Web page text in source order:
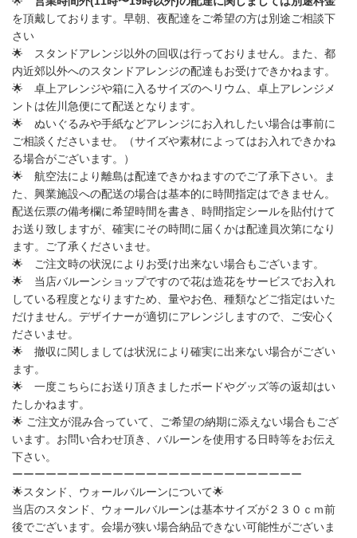
を頂戴しております。早朝、夜配達をご希望の方は別途ご相談下
さい
🌟
スタンドアレンジ以外の回収は行っておりません。また、 都
内近郊以外へのスタンドアレンジの配達もお受けできかねます。
🌟 卓上アレンジや箱に入るサイズのヘリウム、卓上アレンジメ
ントは佐川急便にて配送となります。
🌟 ぬいぐるみや手紙などアレンジにお入れしたい場合は事前に
ご相談くださいませ。（サイズや素材によってはお入れできかね
る場合がございます。）
🌟 航空法により離島は配達できかねますのでご了承下さい。ま
た、興業施設への配送の場合は基本的に時間指定はできません。
配送伝票の備考欄に希望時間を書き、時間指定シールを貼付けて
お送り致しますが、確実にその時間に届くかは配達員次第になり
ます。ご了承くださいませ。
🌟 ご注文時の状況によりお受け出来ない場合もございます。
🌟 当店バルーンショップですので花は造花をサービスでお入れ
している程度となりますため、量やお色、種類などご指定はいた
だけません。デザイナーが適切にアレンジしますので、ご安心く
ださいませ。
🌟 撤収に関しましては状況により確実に出来ない場合がござい
ます。
🌟 一度こちらにお送り頂きましたボードやグッズ等の返却はい
たしかねます。
🌟 ご注文が混み合っていて、ご希望の納期に添えない場合もござ
います。お問い合わせ頂き、バルーンを使用する日時等をお伝え
下さい。
ーーーーーーーーーーーーーーーーーーーーーーーーーー
🌟スタンド、ウォールバルーンについて🌟
当店のスタンド、ウォールバルーンは基本サイズが２３０ｃｍ前
後でございます。会場が狭い場合納品できない可能性がございま